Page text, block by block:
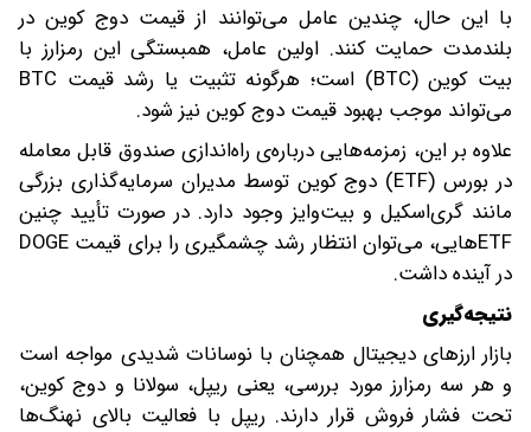
با این حال، چندین عامل می‌توانند از قیمت دوج ‌کوین در
بلندمدت حمایت کنند. اولین عامل، همبستگی این رمزارز با
بیت ‌کوین (BTC) است؛ هرگونه تثبیت یا رشد قیمت BTC
می‌تواند موجب بهبود قیمت دوج ‌کوین نیز شود.
علاوه بر این، زمزمه‌هایی درباره‌ی راه‌اندازی صندوق قابل معامله
در بورس (ETF) دوج‌ کوین توسط مدیران سرمایه‌گذاری بزرگی
مانند گری‌اسکیل و بیت‌وایز وجود دارد. در صورت تأیید چنین
ETFهایی، می‌توان انتظار رشد چشمگیری را برای قیمت DOGE
در آینده داشت.
نتیجه‌گیری
بازار ارزهای دیجیتال همچنان با نوسانات شدیدی مواجه است
و هر سه رمزارز مورد بررسی، یعنی ریپل، سولانا و دوج ‌کوین،
تحت فشار فروش قرار دارند. ریپل با فعالیت بالای نهنگ‌ها